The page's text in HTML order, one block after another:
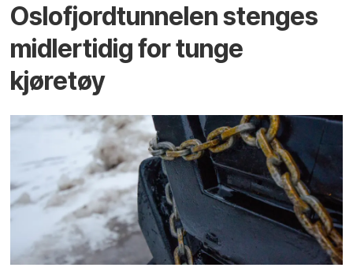
Oslofjordtunnelen stenges
midlertidig for tunge
kjøretøy